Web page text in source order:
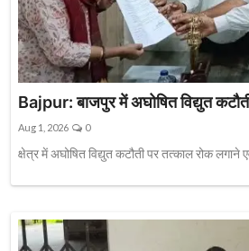
Bajpur: बाजपुर में अघोषित विद्युत
Aug 1, 2026 0
क्षेत्र में अघोषित विद्युत कटौती पर तत्काल रोक लगाने एवं